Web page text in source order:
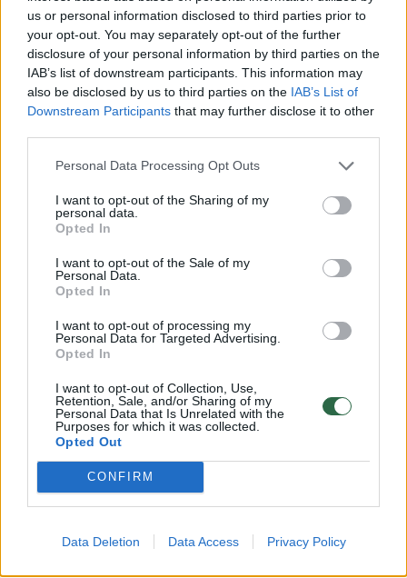
us or personal information disclosed to third parties prior to
your opt-out. You may separately opt-out of the further
disclosure of your personal information by third parties on the
IAB’s list of downstream participants. This information may
also be disclosed by us to third parties on the IAB’s List of
Downstream Participants that may further disclose it to other
Personal Data Processing Opt Outs
I want to opt-out of the Sharing of my
personal data.
Opted In
I want to opt-out of the Sale of my
Personal Data.
Opted In
I want to opt-out of processing my
Personal Data for Targeted Advertising.
Opted In
I want to opt-out of Collection, Use,
Retention, Sale, and/or Sharing of my
Personal Data that Is Unrelated with the
Purposes for which it was collected.
Opted Out
CONFIRM
Data Deletion Data Access Privacy Policy
A post shared by Mufti Muhammad Šeima (@volkavicius)
Komentuoti po šiuo straipsniu
Komentuoti gali tik Lrytas registruoti vartotojai.
bendruomenės ir bendraukite komentaruose!
Rodyti komentarus
Prisijungti komentatoriams